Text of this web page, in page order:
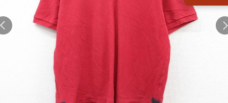
Search by Hotword 今週のHOTワード（7/29〜8/4）
Tシャツ USA製 4 スターウォーズ
ラルフローレン 大きいサイズ アニメ